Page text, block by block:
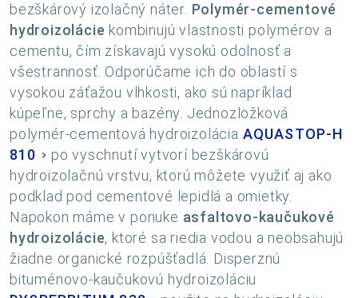
bezškárový izolačný náter. Polymér-cementové
hydroizolácie kombinujú vlastnosti polymérov a
cementu, čím získavajú vysokú odolnosť a
všestrannosť. Odporúčame ich do oblastí s
vysokou záťažou vlhkosti, ako sú napríklad
kúpeľne, sprchy a bazény. Jednozložková
polymér-cementová hydroizolácia AQUASTOP-H
810
po vyschnutí vytvorí bezškárovú
hydroizolačnú vrstvu, ktorú môžete využiť aj ako
podklad pod cementové lepidlá a omietky.
Napokon máme v ponuke asfaltovo-kaučukové
hydroizolácie, ktoré sa riedia vodou a neobsahujú
žiadne organické rozpúšťadlá. Disperznú
bituménovo-kaučukovú hydroizoláciu